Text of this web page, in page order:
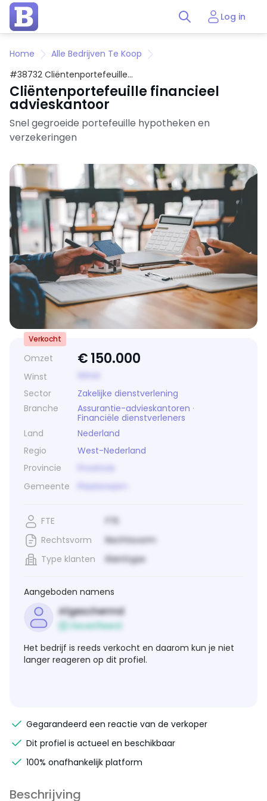
Log in
Home
Alle Bedrijven Te Koop
#38732 Cliëntenportefeuille
financieel advieskantoor
Cliëntenportefeuille financieel
advieskantoor
Snel gegroeide portefeuille hypotheken en
verzekeringen
Omzet €150.000
Winst
Sector
Zakelijke dienstverlening
Branche
Assurantie-advieskantoren ·
Financiële dienstverleners
Land
Nederland
Regio
West-Nederland
Provincie
Provincie
Gemeente
Plaatsnaam
Verkocht
FTE
FTE
Rechtsvorm
Rechtsvorm
Type klanten
Klanttype
Aangeboden namens
Afgeschermd
Geverifieerd
Het bedrijf is reeds verkocht en daarom kun je niet
langer reageren op dit profiel.
Gegarandeerd een reactie van de verkoper
Dit profiel is actueel en beschikbaar
100% onafhankelijk platform
Beschrijving